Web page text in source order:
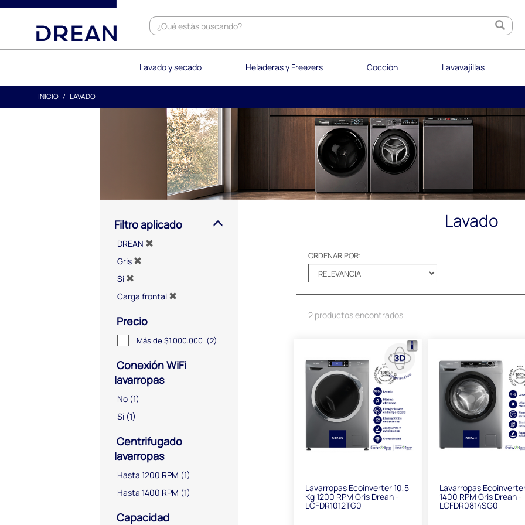
text.skipToContent
text.skipToNavigation
Lavado y secado Heladeras y Freezers Cocción Lavavajillas
INICIO LAVADO
Filtro aplicado
DREAN
Gris
Si
Carga frontal
Precio
Más de $1.000.000 (2)
Conexión WiFi
lavarropas
No (1)
Si (1)
Centrifugado
lavarropas
Hasta 1200 RPM (1)
Hasta 1400 RPM (1)
Capacidad
Lavado
ORDENAR POR:
2 productos encontrados
Lavarropas Ecoinverter 10,5
Kg 1200 RPM Gris Drean -
LCFDR1012TG0
Lavarropas
1400 RPM Gris Drean -
LCFDR0814SG0